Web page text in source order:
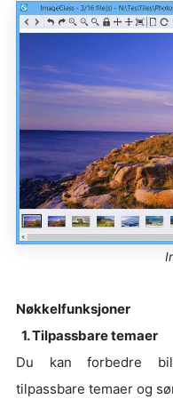
Nøkkelfunksjoner
1. Tilpassbare temaer
Du kan forbedre
tilpassbare temaer og